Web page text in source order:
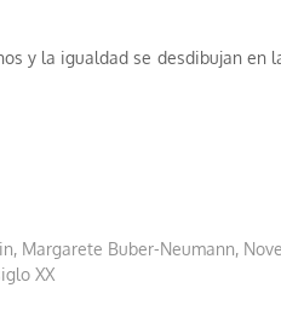
y la igualdad se desdibujan en
, Margarete Buber-Neumann,
XX